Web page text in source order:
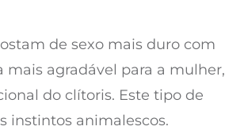
de sexo mais duro com
mais agradável para a mulher,
do clítoris. Este tipo de
instintos animalescos.